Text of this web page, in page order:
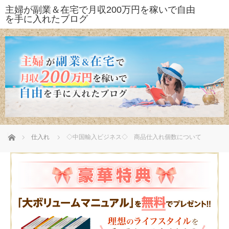
ホーム 仕入れ ◇中国輸入ビジネス◇ 商品仕入れ個数について